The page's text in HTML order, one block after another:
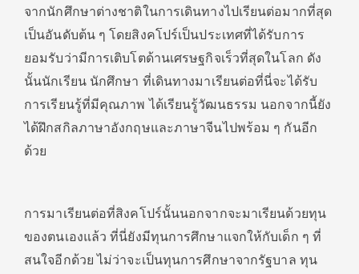
จากนักศึกษาต่างชาติในการเดินทางไปเรียนต่อมากที่สุด
เป็นอันดับต้น ๆ โดยสิงคโปร์เป็นประเทศที่ได้รับการ
ยอมรับว่ามีการเติบโตด้านเศรษฐกิจเร็วที่สุดในโลก ดัง
นั้นนักเรียน นักศึกษา ที่เดินทางมาเรียนต่อที่นี่จะได้รับ
การเรียนรู้ที่มีคุณภาพ ได้เรียนรู้วัฒนธรรม นอกจากนี้ยัง
ได้ฝึกสกิลภาษาอังกฤษและภาษาจีนไปพร้อม ๆ กันอีก
ด้วย
การมาเรียนต่อที่สิงคโปร์นั้นนอกจากจะมาเรียนด้วยทุน
ของตนเองแล้ว ที่นี่ยังมีทุนการศึกษาแจกให้กับเด็ก ๆ ที่
สนใจอีกด้วย ไม่ว่าจะเป็นทุนการศึกษาจากรัฐบาล ทุน